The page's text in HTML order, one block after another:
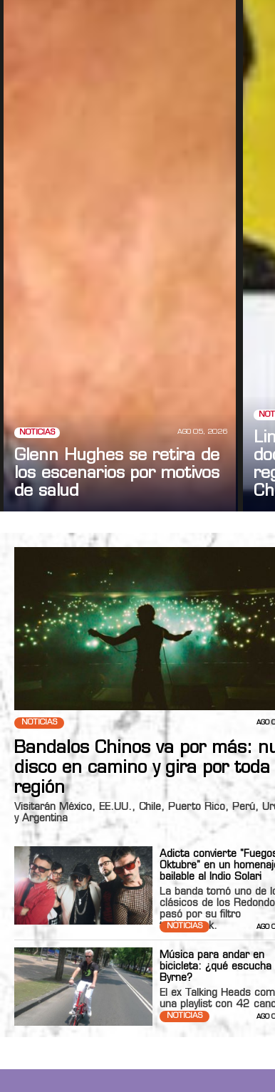
NOTICIAS AGO 05, 2026
Glenn Hughes se retira de
los escenarios por motivos
de salud
NOTICIAS AGO
Bandalos Chinos va por más:
disco en camino y gira por toda
región
Visitarán México, EE.UU., Chile, Puerto Rico, Perú,
y Argentina
Adicta convierte
Oktubre" en un
bailable al Indio Solari
La banda tomó uno de
clásicos de los
pasó por su filtro
technopunk.
NOTICIAS AGO
Música para andar en
bicicleta: ¿qué escucha
Byrne?
El ex Talking Heads
una playlist con 42
NOTICIAS AGO